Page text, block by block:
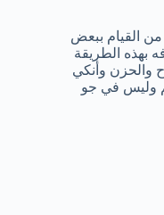
القيام ببعض
بهذه الطريقة
والحزن وأنكي
وليس في جو